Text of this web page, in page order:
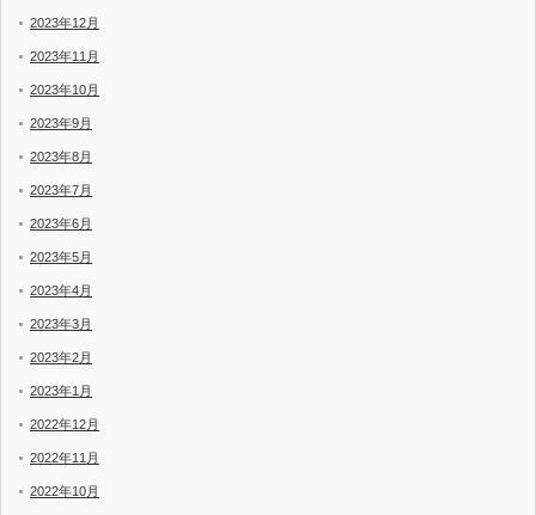
2023年12月
2023年11月
2023年10月
2023年9月
2023年8月
2023年7月
2023年6月
2023年5月
2023年4月
2023年3月
2023年2月
2023年1月
2022年12月
2022年11月
2022年10月